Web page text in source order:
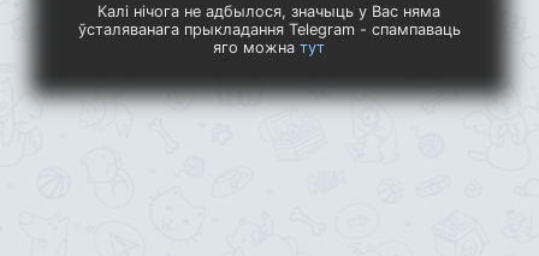
Калі нічога не адбылося, значыць у Вас няма
ўсталяванага прыкладання Telegram - спампаваць
яго можнатут